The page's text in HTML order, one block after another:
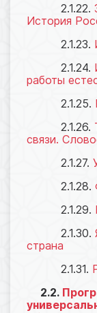
2.1.22.
История
2.1.23.
2.1.24.
работы
2.1.25.
2.1.26.
связи.
2.1.27.
2.1.28.
2.1.29.
2.1.30.
страна
2.1.31.
2.2.